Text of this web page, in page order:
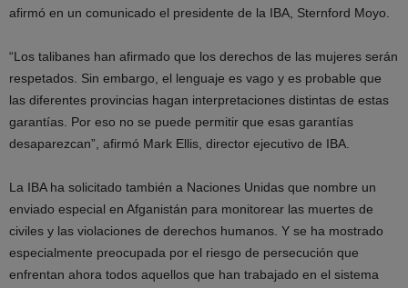
afirmó en un comunicado el presidente de la IBA, Sternford Moyo.
“Los talibanes han afirmado que los derechos de las mujeres serán
respetados. Sin embargo, el lenguaje es vago y es probable que
las diferentes provincias hagan interpretaciones distintas de estas
garantías. Por eso no se puede permitir que esas garantías
desaparezcan”, afirmó Mark Ellis, director ejecutivo de IBA.
La IBA ha solicitado también a Naciones Unidas que nombre un
enviado especial en Afganistán para monitorear las muertes de
civiles y las violaciones de derechos humanos. Y se ha mostrado
especialmente preocupada por el riesgo de persecución que
enfrentan ahora todos aquellos que han trabajado en el sistema